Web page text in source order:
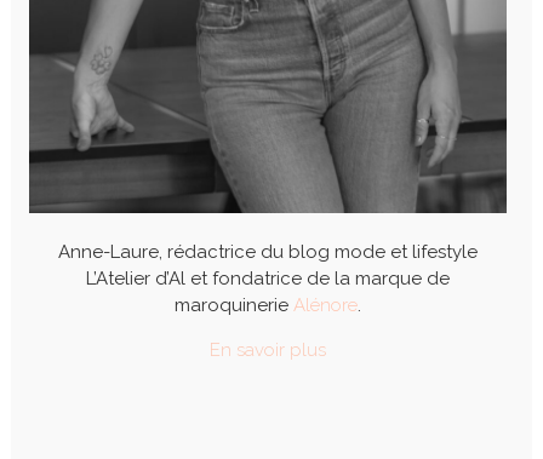
Anne-Laure, rédactrice du blog mode et lifestyle
L’Atelier d’Al et fondatrice de la marque de
maroquinerie Alénore.
En savoir plus